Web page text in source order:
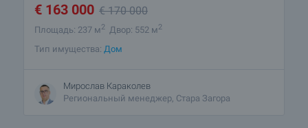
€ 163 000 €170 000
Площадь: 237 м2 Двор: 552 м2
Тип имущества: Дом
Мирослав Караколев
Региональный менеджер, Стара Загора